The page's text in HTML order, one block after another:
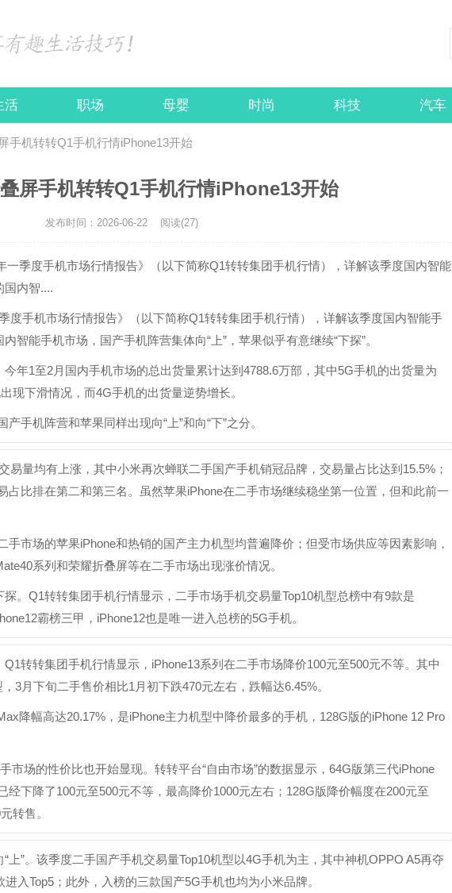
活 职场 母婴 时尚 科技 汽车
手机转转Q1手机行情iPhone13开始
屏手机转转Q1手机行情iPhone13开始
发布时间：2026-06-22 阅读(27)
一季度手机市场行情报告》（以下简称Q1转转集团手机行情），详解该季度国内智能
国内智....
度手机市场行情报告》（以下简称Q1转转集团手机行情），详解该季度国内智能手
智能手机市场，国产手机阵营集体向“上”，苹果似乎有意继续“下探”。
年1至2月国内手机市场的总出货量累计达到4788.6万部，其中5G手机的出货量为
现下滑情况，而4G手机的出货量逆势增长。
手机阵营和苹果同样出现向“上”和向“下”之分。
易量均有上涨，其中小米再次蝉联二手国产手机销冠品牌，交易量占比达到15.5%；
占比排在第二和第三名。虽然苹果iPhone在二手市场继续稳坐第一位置，但和此前一
市场的苹果iPhone和热销的国产主力机型均普遍降价；但受市场供应等因素影响，
系列和荣耀折叠屏等在二手市场出现涨价情况。
。Q1转转集团手机行情显示，二手市场手机交易量Top10机型总榜中有9款是
霸榜三甲，iPhone12也是唯一进入总榜的5G手机。
转转集团手机行情显示，iPhone13系列在二手市场降价100元至500元不等。其中
3月下旬二手售价相比1月初下跌470元左右，跌幅达6.45%。
降幅高达20.17%，是iPhone主力机型中降价最多的手机，128G版的iPhone 12 Pro
市场的性价比也开始显现。转转平台“自由市场”的数据显示，64G版第三代iPhone
经下降了100元至500元不等，最高降价1000元左右；128G版降价幅度在200元至
转售。
上”。该季度二手国产手机交易量Top10机型以4G手机为主，其中神机OPPO A5再夺
入Top5；此外，入榜的三款国产5G手机也均为小米品牌。